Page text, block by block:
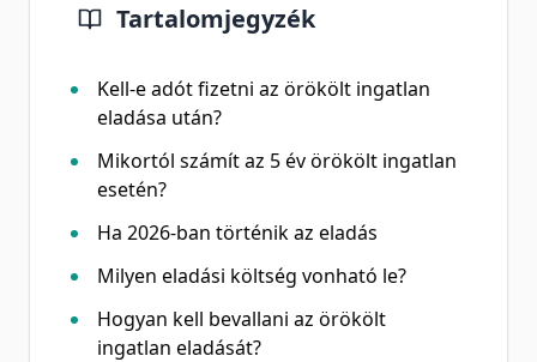
Tartalomjegyzék
Kell-e adót fizetni az örökölt ingatlan
eladása után?
Mikortól számít az 5 év örökölt ingatlan
esetén?
Ha 2026-ban történik az eladás
Milyen eladási költség vonható le?
Hogyan kell bevallani az örökölt
ingatlan eladását?